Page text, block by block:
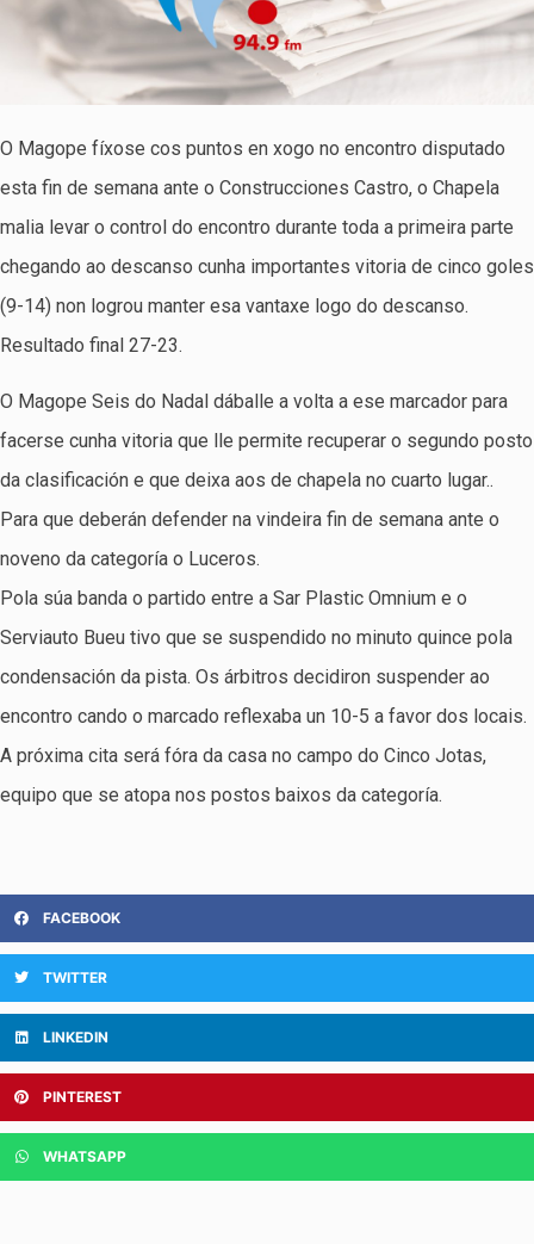
O Magope fíxose cos puntos en xogo no encontro disputado
esta fin de semana ante o Construcciones Castro, o Chapela
malia levar o control do encontro durante toda a primeira parte
chegando ao descanso cunha importantes vitoria de cinco goles
(9-14) non logrou manter esa vantaxe logo do descanso.
Resultado final 27-23.
O Magope Seis do Nadal dáballe a volta a ese marcador para
facerse cunha vitoria que lle permite recuperar o segundo posto
da clasificación e que deixa aos de chapela no cuarto lugar..
Para que deberán defender na vindeira fin de semana ante o
noveno da categoría o Luceros.
Pola súa banda o partido entre a Sar Plastic Omnium e o
Serviauto Bueu tivo que se suspendido no minuto quince pola
condensación da pista. Os árbitros decidiron suspender ao
encontro cando o marcado reflexaba un 10-5 a favor dos locais.
A próxima cita será fóra da casa no campo do Cinco Jotas,
equipo que se atopa nos postos baixos da categoría.
FACEBOOK
TWITTER
LINKEDIN
PINTEREST
WHATSAPP